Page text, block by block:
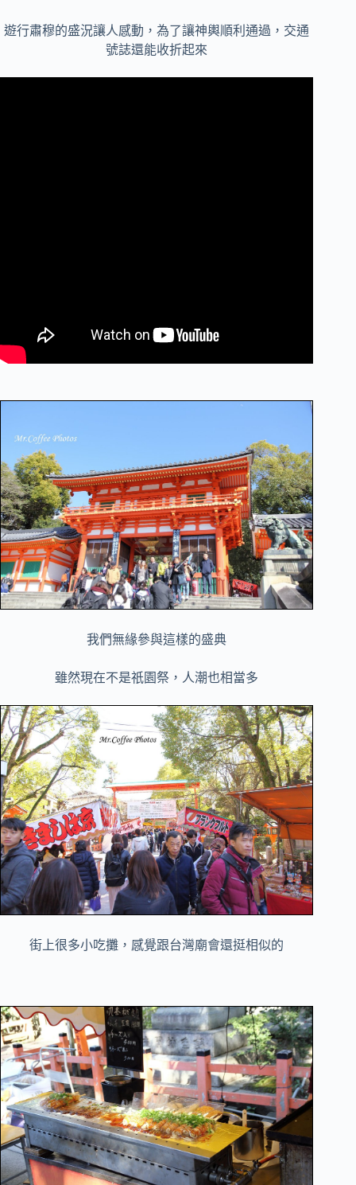
遊行肅穆的盛況讓人感動，為了讓神輿順利通過，交通
號誌還能收折起來
我們無緣參與這樣的盛典
雖然現在不是祇園祭，人潮也相當多
街上很多小吃攤，感覺跟台灣廟會還挺相似的